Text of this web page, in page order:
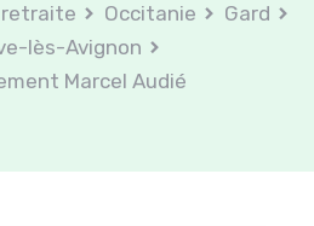
retraite Occitanie
Gard
lès-Avignon
Marcel Audié